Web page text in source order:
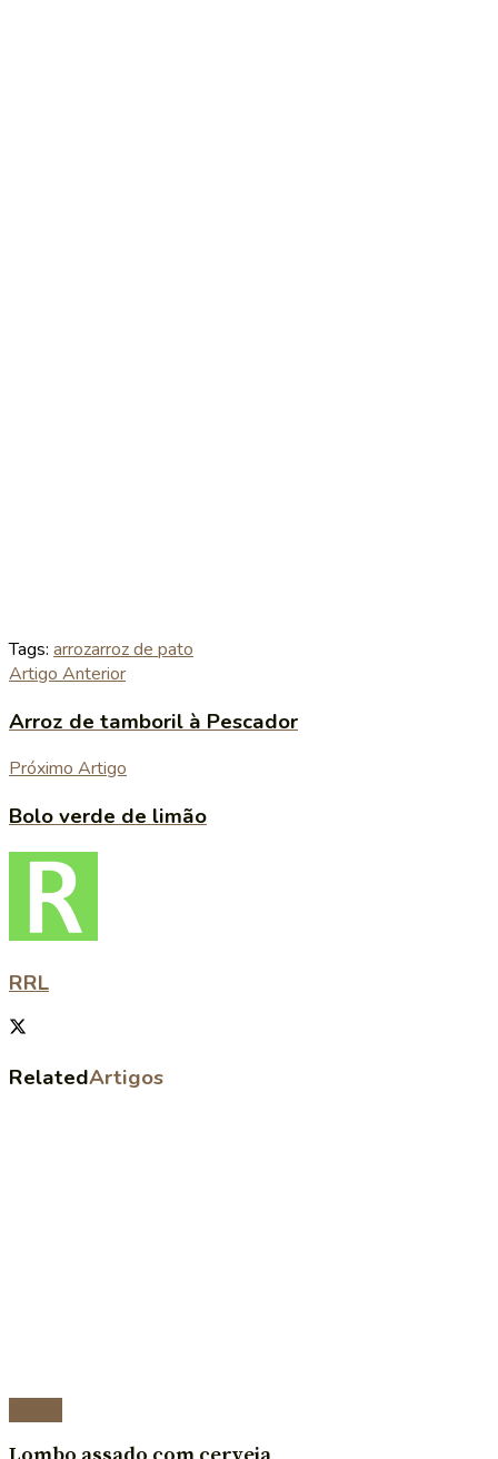
Tags: arrozarroz de pato
Artigo Anterior
Arroz de tamboril à Pescador
Próximo Artigo
Bolo verde de limão
RRL
RelatedArtigos